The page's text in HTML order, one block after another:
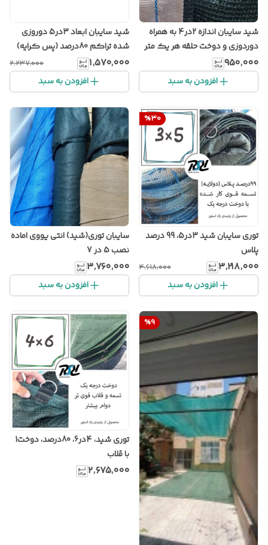
شید سایبان اندازه 2در4 به همراه
دوردوزی و دوخت حلقه هر یک متر
(پس کرایه)
۹۵۰٬۰۰۰
افزودن به سبد
شید سایبان ابعاد 3در5 دوروزی
شده تراکم 80درصد (پس کرایه)
۱٬۵۷۰٬۰۰۰ ۲٬۲۳۷٬۰۰۰
افزودن به سبد
%30
توری سایبان شید 3در5، 99 درصد
پلاس
۳٬۲۱۸٬۰۰۰ ۴٬۶۱۸٬۰۰۰
افزودن به سبد
سایبان توری(شید) انتی یووی اماده
نصب 5 در 7
۳٬۷۶۰٬۰۰۰
افزودن به سبد
%9
توری شید، 4در6، 80درصد، دوخت1
با قلاب
۲٬۶۷۵٬۰۰۰